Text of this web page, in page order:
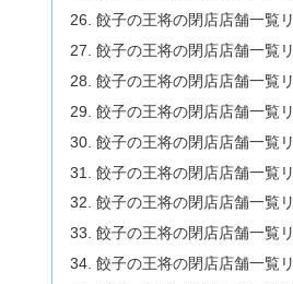
餃子の王将の閉店店舗一覧
餃子の王将の閉店店舗一覧
餃子の王将の閉店店舗一覧
餃子の王将の閉店店舗一覧
餃子の王将の閉店店舗一覧
餃子の王将の閉店店舗一覧
餃子の王将の閉店店舗一覧
餃子の王将の閉店店舗一覧
餃子の王将の閉店店舗一覧